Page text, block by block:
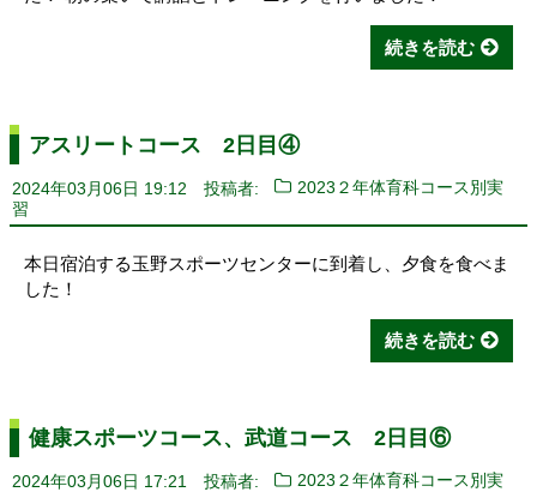
続きを読む
アスリートコース 2日目④
2024年03月06日 19:12 投稿者:
2023２年体育科コース別実
習
本日宿泊する玉野スポーツセンターに到着し、夕食を食べま
した！
続きを読む
健康スポーツコース、武道コース 2日目⑥
2024年03月06日 17:21 投稿者:
2023２年体育科コース別実